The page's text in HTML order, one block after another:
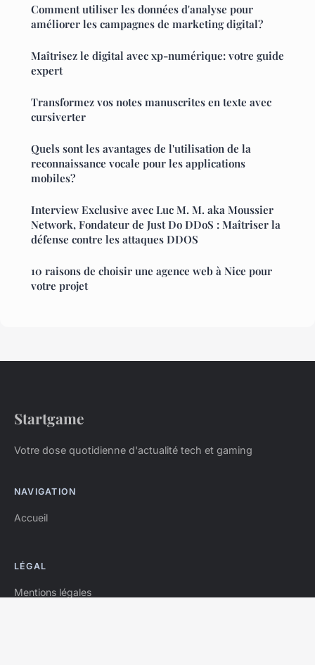
Comment utiliser les données d'analyse pour
améliorer les campagnes de marketing digital?
Maîtrisez le digital avec xp-numérique: votre guide
expert
Transformez vos notes manuscrites en texte avec
cursiverter
Quels sont les avantages de l'utilisation de la
reconnaissance vocale pour les applications
mobiles?
Interview Exclusive avec Luc M. M. aka Moussier
Network, Fondateur de Just Do DDoS : Maîtriser la
défense contre les attaques DDOS
10 raisons de choisir une agence web à Nice pour
votre projet
Startgame
Votre dose quotidienne d'actualité tech et gaming
NAVIGATION
Accueil
LÉGAL
Mentions légales